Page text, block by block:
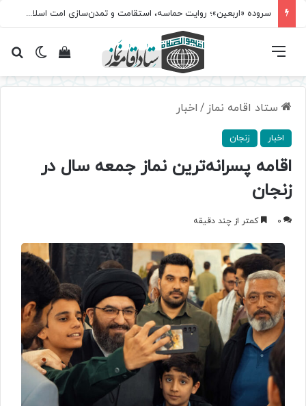
سروده‌ «اربعین»؛ روایت حماسه، استقامت و تمدن‌سازی امت اسلامی
تغییرمشاهده فهرست
ستاد اقامه نماز / اخبار
اخبار زنجان
اقامه پسرانه‌ترین نماز جمعه سال در
زنجان
0 کمتر از چند دقیقه